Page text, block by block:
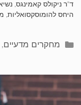
היחס להומוסקסואליות,
קטגוריות
מחקרים מדעיים,